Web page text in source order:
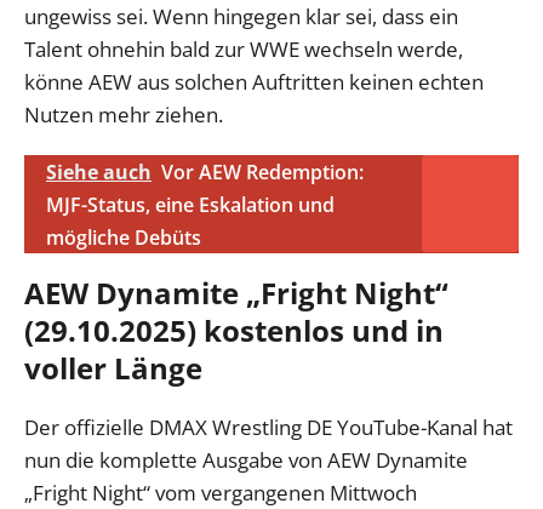
ungewiss sei. Wenn hingegen klar sei, dass ein
Talent ohnehin bald zur WWE wechseln werde,
könne AEW aus solchen Auftritten keinen echten
Nutzen mehr ziehen.
Siehe auch Vor AEW Redemption:
MJF-Status, eine Eskalation und
mögliche Debüts
AEW Dynamite „Fright Night“
(29.10.2025) kostenlos und in
voller Länge
Der offizielle DMAX Wrestling DE YouTube-Kanal hat
nun die komplette Ausgabe von AEW Dynamite
„Fright Night“ vom vergangenen Mittwoch